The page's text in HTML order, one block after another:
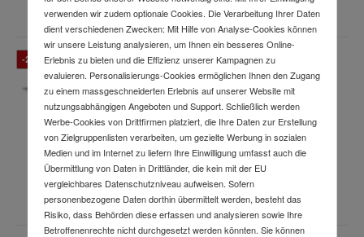
-23 %
Festool Adapterplatte AP-KA 65
Art.-Nr. 78976014
Lieferungbis
UVP527,44 €
404,99 €
inkl. MwSt.
verwenden wir zudem optionale Cookies. Die Verarbeitung Ihrer Daten
dient verschiedenen Zwecken: Mit Hilfe von Analyse-Cookies können
wir unsere Leistung analysieren, um Ihnen ein besseres Online-
Erlebnis zu bieten und die Effizienz unserer Kampagnen zu
evaluieren. Personalisierungs-Cookies ermöglichen Ihnen den Zugang
zu einem massgeschneiderten Erlebnis auf unserer Website mit
nutzungsabhängigen Angeboten und Support. Schließlich werden
Werbe-Cookies von Drittfirmen platziert, die Ihre Daten zur Erstellung
von Zielgruppenlisten verarbeiten, um gezielte Werbung in sozialen
Medien und im Internet zu liefern Ihre Einwilligung umfasst auch die
Übermittlung von Daten in Drittländer, die kein mit der EU
vergleichbares Datenschutzniveau aufweisen. Sofern
personenbezogene Daten dorthin übermittelt werden, besteht das
Risiko, dass Behörden diese erfassen und analysieren sowie Ihre
Betroffenenrechte nicht durchgesetzt werden könnten. Sie können